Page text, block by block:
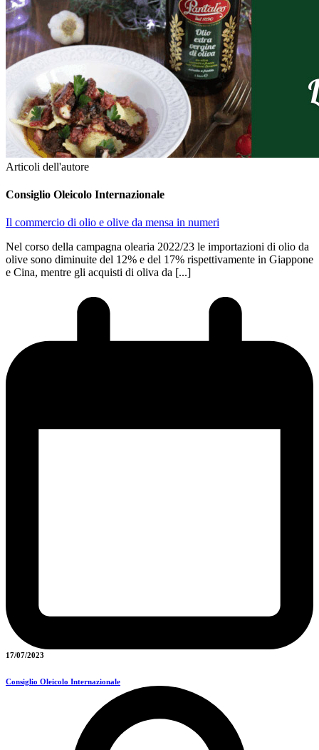
Articoli dell'autore
Consiglio Oleicolo Internazionale
Il commercio di olio e olive da mensa in numeri
Nel corso della campagna olearia 2022/23 le importazioni di olio da
olive sono diminuite del 12% e del 17% rispettivamente in Giappone
e Cina, mentre gli acquisti di oliva da [...]
17/07/2023
Consiglio Oleicolo Internazionale